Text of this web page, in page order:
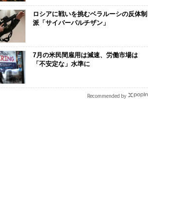
ロシアに戦いを挑むベラルーシの反体制
派「サイバーパルチザン」
7月の米民間雇用は減速、労働市場は
「不安定な」水準に
Recommended by